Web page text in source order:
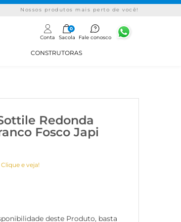
Nossos produtos mais perto de você!
CONSTRUTORAS
Conta
0
Sacola Fale conosco
Redonda
Fosco Japi
Clique e veja!
deste Produto, basta